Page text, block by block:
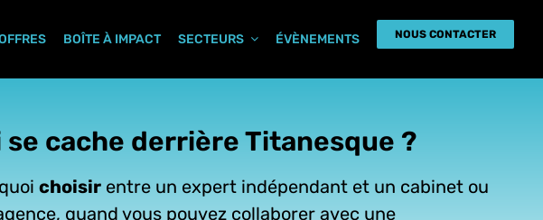
BOÎTE À IMPACT SECTEURS ÉVÈNEMENTS NOUS CONTACTER
se cache derrière Titanesque ?
choisirentre un expert indépendant et un cabinet ou
quand vous pouvez collaborer avec une